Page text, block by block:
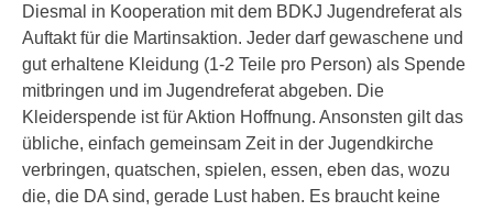
Diesmal in Kooperation mit dem BDKJ Jugendreferat als
Auftakt für die Martinsaktion. Jeder darf gewaschene und
gut erhaltene Kleidung (1-2 Teile pro Person) als Spende
mitbringen und im Jugendreferat abgeben. Die
Kleiderspende ist für Aktion Hoffnung. Ansonsten gilt das
übliche, einfach gemeinsam Zeit in der Jugendkirche
verbringen, quatschen, spielen, essen, eben das, wozu
die, die DA sind, gerade Lust haben. Es braucht keine